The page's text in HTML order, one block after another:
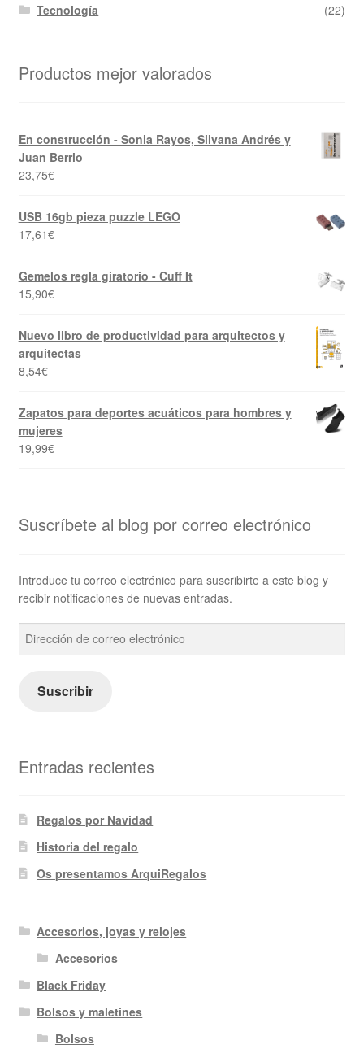
Tecnología
(22)
Productos mejor valorados
En construcción - Sonia Rayos, Silvana Andrés y
Juan Berrio
23,75€
USB 16gb pieza puzzle LEGO
17,61€
Gemelos regla giratorio - Cuff It
15,90€
Nuevo libro de productividad para arquitectos y
arquitectas
8,54€
Zapatos para deportes acuáticos para hombres y
mujeres
19,99€
Suscríbete al blog por correo electrónico
Introduce tu correo electrónico para suscribirte a este blog y
recibir notificaciones de nuevas entradas.
Dirección
de
electrónico
Suscribir
Entradas recientes
Regalos por Navidad
Historia del regalo
Os presentamos ArquiRegalos
Accesorios, joyas y relojes
Accesorios
Black Friday
Bolsos y maletines
Bolsos